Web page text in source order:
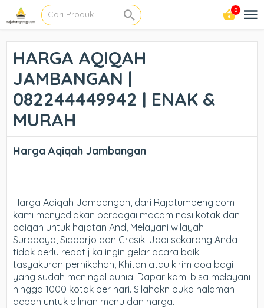
0
HARGA AQIQAH
JAMBANGAN |
082244449942 | ENAK &
MURAH
Harga Aqiqah Jambangan
Harga Aqiqah Jambangan, dari Rajatumpeng.com
kami menyediakan berbagai macam nasi kotak dan
aqiqah untuk hajatan And, Melayani wilayah
Surabaya, Sidoarjo dan Gresik. Jadi sekarang Anda
tidak perlu repot jika ingin gelar acara baik
tasyakuran pernikahan, Khitan atau kirim doa bagi
yang sudah meningal dunia. Dapar kami bisa melayani
hingga 1000 kotak per hari. Silahakn buka halaman
depan untuk pilihan menu dan harga.